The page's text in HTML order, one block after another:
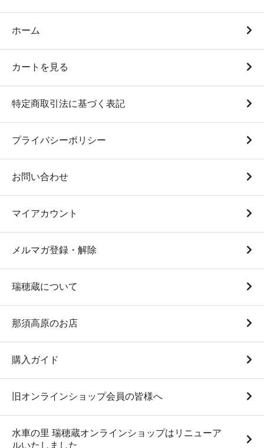
ホーム
カートを見る
特定商取引法に基づく表記
プライバシーポリシー
お問い合わせ
マイアカウント
メルマガ登録・解除
瑞穂蔵について
那須高原のお店
購入ガイド
旧オンラインショップ会員の皆様へ
水車の里 瑞穂蔵オンラインショップはリニューア
ルいたしました